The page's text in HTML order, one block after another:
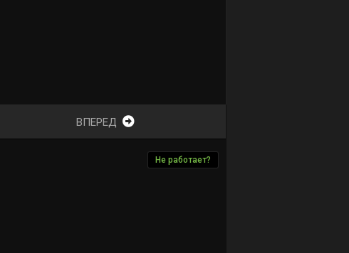
ВПЕРЕД
Не работает?